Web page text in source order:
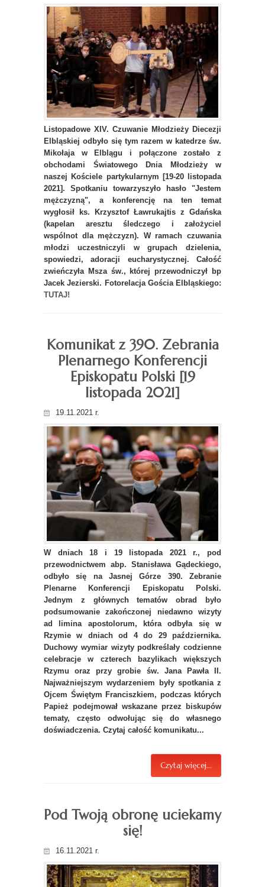
Listopadowe XIV. Czuwanie Młodzieży Diecezji
Elbląskiej odbyło się tym razem w katedrze św.
Mikołaja w Elblągu i połączone zostało z
obchodami Światowego Dnia Młodzieży w
naszej Kościele partykularnym [19-20 listopada
2021]. Spotkaniu towarzyszyło hasło "Jestem
mężczyzną", a konferencję na ten temat
wygłosił ks. Krzysztof Ławrukajtis z Gdańska
(kapelan aresztu śledczego i założyciel
wspólnot dla mężczyzn). W ramach czuwania
młodzi uczestniczyli w grupach dzielenia,
spowiedzi, adoracji eucharystycznej. Całość
zwieńczyła Msza św., której przewodniczył bp
Jacek Jezierski. Fotorelacja Gościa Elbląskiego:
TUTAJ!
Komunikat z 390. Zebrania
Plenarnego Konferencji
Episkopatu Polski [19
listopada 2021]
19.11.2021 r.
W dniach 18 i 19 listopada 2021 r., pod
przewodnictwem abp. Stanisława Gądeckiego,
odbyło się na Jasnej Górze 390. Zebranie
Plenarne Konferencji Episkopatu Polski.
Jednym z głównych tematów obrad było
podsumowanie zakończonej niedawno wizyty
ad limina apostolorum, która odbyła się w
Rzymie w dniach od 4 do 29 października.
Duchowy wymiar wizyty podkreślały codzienne
celebracje w czterech bazylikach większych
Rzymu oraz przy grobie św. Jana Pawła II.
Najważniejszym wydarzeniem były spotkania z
Ojcem Świętym Franciszkiem, podczas których
Papież podejmował wskazane przez biskupów
tematy, często odwołując się do własnego
doświadczenia. Czytaj całość komunikatu...
Czytaj więcej...
Pod Twoją obronę uciekamy
się!
16.11.2021 r.